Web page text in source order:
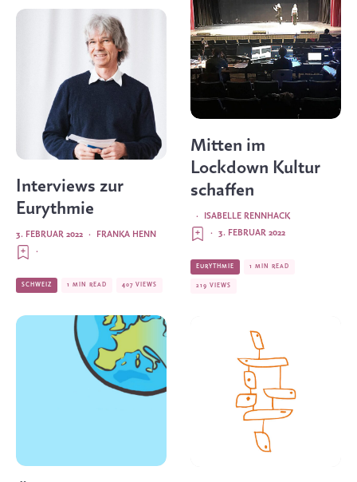
Interviews zur
Eurythmie
FRANKA HENN
·
3. FEBRUAR 2022
·
SCHWEIZ 1 MIN READ 407 VIEWS
Mitten im
Lockdown Kultur
schaffen
ISABELLE RENNHACK
·
3. FEBRUAR 2022
·
EURYTHMIE 1 MIN READ
219 VIEWS